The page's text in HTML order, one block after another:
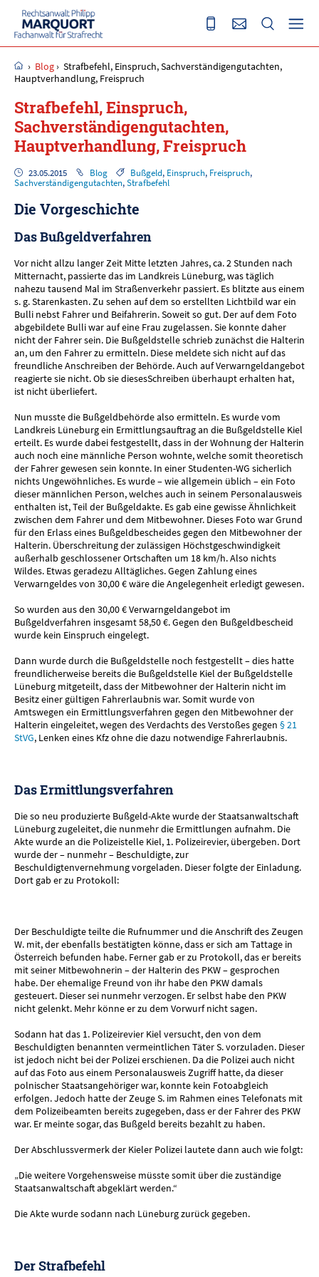
› Blog › Strafbefehl, Einspruch, Sachverständigengutachten,
Hauptverhandlung, Freispruch
Strafbefehl, Einspruch,
Sachverständigengutachten,
Hauptverhandlung, Freispruch
23.05.2015 Blog Bußgeld, Einspruch, Freispruch,
Sachverständigengutachten,Strafbefehl
Die Vorgeschichte
Das Bußgeldverfahren
Vor nicht allzu langer Zeit Mitte letzten Jahres, ca. 2 Stunden nach
Mitternacht, passierte das im Landkreis Lüneburg, was täglich
nahezu tausend Mal im Straßenverkehr passiert. Es blitzte aus einem
s. g. Starenkasten. Zu sehen auf dem so erstellten Lichtbild war ein
Bulli nebst Fahrer und Beifahrerin. Soweit so gut. Der auf dem Foto
abgebildete Bulli war auf eine Frau zugelassen. Sie konnte daher
nicht der Fahrer sein. Die Bußgeldstelle schrieb zunächst die Halterin
an, um den Fahrer zu ermitteln. Diese meldete sich nicht auf das
freundliche Anschreiben der Behörde. Auch auf Verwarngeldangebot
reagierte sie nicht. Ob sie diesesSchreiben überhaupt erhalten hat,
ist nicht überliefert.
Nun musste die Bußgeldbehörde also ermitteln. Es wurde vom
Landkreis Lüneburg ein Ermittlungsauftrag an die Bußgeldstelle Kiel
erteilt. Es wurde dabei festgestellt, dass in der Wohnung der Halterin
auch noch eine männliche Person wohnte, welche somit theoretisch
der Fahrer gewesen sein konnte. In einer Studenten-WG sicherlich
nichts Ungewöhnliches. Es wurde – wie allgemein üblich – ein Foto
dieser männlichen Person, welches auch in seinem Personalausweis
enthalten ist, Teil der Bußgeldakte. Es gab eine gewisse Ähnlichkeit
zwischen dem Fahrer und dem Mitbewohner. Dieses Foto war Grund
für den Erlass eines Bußgeldbescheides gegen den Mitbewohner der
Halterin. Überschreitung der zulässigen Höchstgeschwindigkeit
außerhalb geschlossener Ortschaften um 18 km/h. Also nichts
Wildes. Etwas geradezu Alltägliches. Gegen Zahlung eines
Verwarngeldes von 30,00 € wäre die Angelegenheit erledigt gewesen.
So wurden aus den 30,00 € Verwarngeldangebot im
Bußgeldverfahren insgesamt 58,50 €. Gegen den Bußgeldbescheid
wurde kein Einspruch eingelegt.
Dann wurde durch die Bußgeldstelle noch festgestellt – dies hatte
freundlicherweise bereits die Bußgeldstelle Kiel der Bußgeldstelle
Lüneburg mitgeteilt, dass der Mitbewohner der Halterin nicht im
Besitz einer gültigen Fahrerlaubnis war. Somit wurde von
Amtswegen ein Ermittlungsverfahren gegen den Mitbewohner der
Halterin eingeleitet, wegen des Verdachts des Verstoßes gegen § 21
StVG, Lenken eines Kfz ohne die dazu notwendige Fahrerlaubnis.
Das Ermittlungsverfahren
Die so neu produzierte Bußgeld-Akte wurde der Staatsanwaltschaft
Lüneburg zugeleitet, die nunmehr die Ermittlungen aufnahm. Die
Akte wurde an die Polizeistelle Kiel, 1. Polizeirevier, übergeben. Dort
wurde der – nunmehr – Beschuldigte, zur
Beschuldigtenvernehmung vorgeladen. Dieser folgte der Einladung.
Dort gab er zu Protokoll:
Der Beschuldigte teilte die Rufnummer und die Anschrift des Zeugen
W. mit, der ebenfalls bestätigten könne, dass er sich am Tattage in
Österreich befunden habe. Ferner gab er zu Protokoll, das er bereits
mit seiner Mitbewohnerin – der Halterin des PKW – gesprochen
habe. Der ehemalige Freund von ihr habe den PKW damals
gesteuert. Dieser sei nunmehr verzogen. Er selbst habe den PKW
nicht gelenkt. Mehr könne er zu dem Vorwurf nicht sagen.
Sodann hat das 1. Polizeirevier Kiel versucht, den von dem
Beschuldigten benannten vermeintlichen Täter S. vorzuladen. Dieser
ist jedoch nicht bei der Polizei erschienen. Da die Polizei auch nicht
auf das Foto aus einem Personalausweis Zugriff hatte, da dieser
polnischer Staatsangehöriger war, konnte kein Fotoabgleich
erfolgen. Jedoch hatte der Zeuge S. im Rahmen eines Telefonats mit
dem Polizeibeamten bereits zugegeben, dass er der Fahrer des PKW
war. Er meinte sogar, das Bußgeld bereits bezahlt zu haben.
Der Abschlussvermerk der Kieler Polizei lautete dann auch wie folgt:
„Die weitere Vorgehensweise müsste somit über die zuständige
Staatsanwaltschaft abgeklärt werden.“
Die Akte wurde sodann nach Lüneburg zurück gegeben.
Der Strafbefehl